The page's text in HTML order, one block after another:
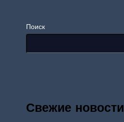
Поиск
Свежие новости